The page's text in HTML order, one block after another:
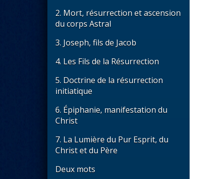
2. Mort, résurrection et ascension
du corps Astral
3. Joseph, fils de Jacob
4. Les Fils de la Résurrection
5. Doctrine de la résurrection
initiatique
6. Épiphanie, manifestation du
Christ
7. La Lumière du Pur Esprit, du
Christ et du Père
Deux mots